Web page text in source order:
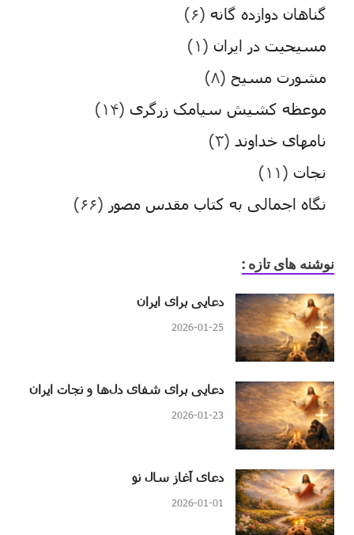
گناهان دوازده گانه (۶)
مسیحیت در ایران (۱)
مشورت مسیح (۸)
موعظه کشیش سیامک زرگری (۱۴)
نامهای خداوند (۳)
نجات (۱۱)
نگاه اجمالی به کتاب مقدس مصور (۶۶)
نوشنه های تازه :
دعایی برای ایران
2026-01-25
دعایی برای شفای دل‌ها و نجات ایران
2026-01-23
دعای آغاز سال نو
2026-01-01